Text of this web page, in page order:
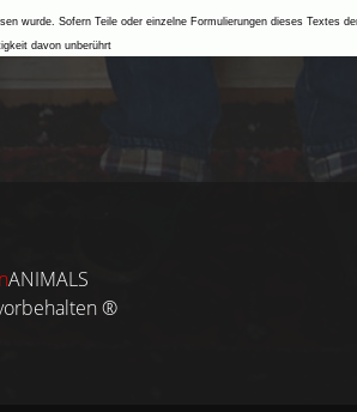
wurde. Sofern Teile oder einzelne Formulierungen dieses Textes
davon unberührt
ANIMALS
®